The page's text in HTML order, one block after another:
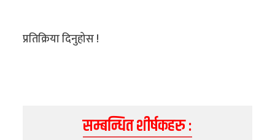
प्रतिक्रिया दिनुहोस !
सम्बन्धित शीर्षकहरु :